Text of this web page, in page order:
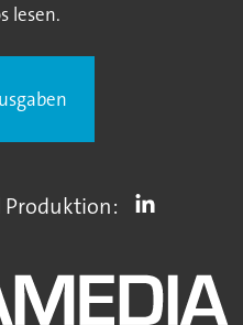
lesen.
Produktion: